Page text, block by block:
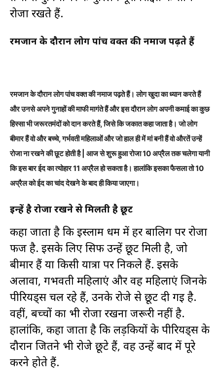
रोजा रखते हैं.
रमजान के दौरान लोग पांच वक्त की नमाज पढ़ते हैं
रमजान के दौरान लोग पांच वक्त की नमाज पढ़ते हैं। लोग खुदा का ध्यान करते हैं
और उनसे अपने गुनाहों की माफी मागंते हैं और इस दौरान लोग अपनी कमाई का कुछ
हिस्सा भी जरूरतमंदों को दान करते हैं, जिसे कि जकात कहा जाता है। जो लोग
बीमार हैं वो और बच्चे, गर्भवती महिलाओं और जो हाल ही में मां बनी हैं वो औरतें उन्हें
रोजा ना रखने की छूट होती है | आज से शुरू हुआ रोजा 10 अप्रैल तक चलेगा यानी
कि इस बार ईद का त्योहार 11 अप्रैल हो सकता है। हालांकि इसका फैसला तो 10
अप्रैल को ईद का चांद देखने के बाद ही किया जाएगा।
इन्हें है रोजा रखने से मिलती है छूट
कहा जाता है कि इस्लाम धर्म में हर बालिग पर रोजा
फर्ज है. इसके लिए सिर्फ उन्हें छूट मिली है, जो
बीमार हैं या किसी यात्रा पर निकले हैं. इसके
अलावा, गर्भवती महिलाएं और वह महिलाएं जिनके
पीरियड्स चल रहे हैं, उनके रोजे से छूट दी गई है.
वहीं, बच्चों का भी रोजा रखना जरूरी नहीं है.
हालांकि, कहा जाता है कि लड़कियों के पीरियड्स के
दौरान जितने भी रोजे छूटे हैं, वह उन्हें बाद में पूरे
करने होते हैं.